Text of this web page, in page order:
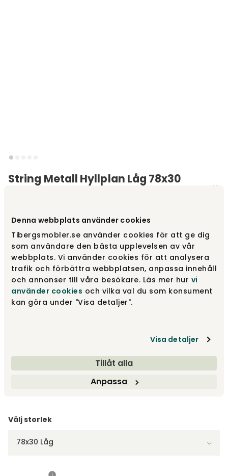
Denna webbplats använder cookies
Tibergsmobler.se använder cookies för att ge dig
som användare den bästa upplevelsen av vår
webbplats. Vi använder cookies för att analysera
trafik och förbättra webbplatsen, anpassa innehåll
och annonser till våra besökare. Läs mer hur vi
använder cookies och vilka val du som konsument
kan göra under "Visa detaljer".
Visa detaljer
Tillåt alla
Anpassa
String Metall Hyllplan Låg 78x30
Välj färgSvart
Svart
840 kr
Finns i lager
Grå
Visa fler +3
Välj storlek
78x30 Låg